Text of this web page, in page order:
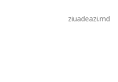
ziuadeazi.md